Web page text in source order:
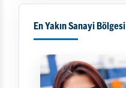
En Yakın Sanayi Bölgesi